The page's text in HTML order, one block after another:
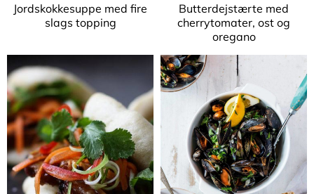
Jordskokkesuppe med fire
slags topping
Butterdejstærte med
cherrytomater, ost og
oregano